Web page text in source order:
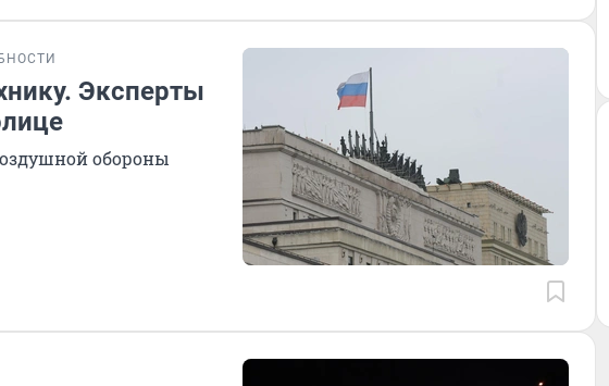
Эксперты
обороны